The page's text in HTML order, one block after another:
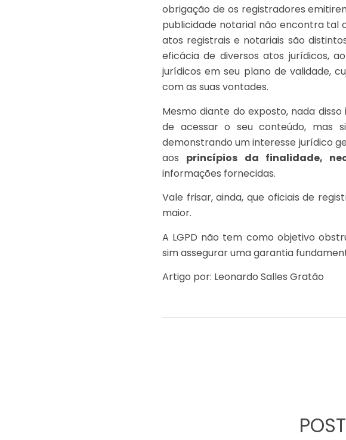
obrigação de os registradores
publicidade notarial não encontra tal
atos registrais e notariais são
eficácia de diversos atos jurídicos,
jurídicos em seu plano de validade,
com as suas vontades.
Mesmo diante do exposto, nada
de acessar o seu conteúdo, mas
demonstrando um interesse jurídico
aos princípios da finalidade,
informações fornecidas.
Vale frisar, ainda, que oficiais de
maior.
A LGPD não tem como objetivo
sim assegurar uma garantia
Artigo por: Leonardo Salles Gratão